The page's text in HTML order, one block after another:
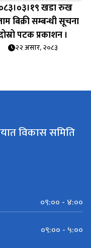
खडा रुख
बिक्री सम्बन्धी सूचना
पटक प्रकाशन ।
२२ असार, २०८३
विकास समिति
०९:०० - ४:००
०९:०० - ५:००